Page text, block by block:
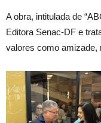
A obra, intitulada de
Editora Senac-DF e
valores como amizade,